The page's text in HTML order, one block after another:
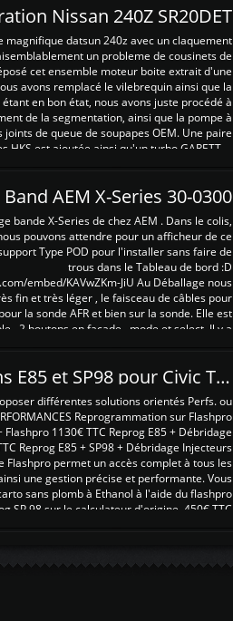
Nissan 240Z SR20DET
magnifique datsun 240z avec un claquement
un probleme de cousinets de
cet ensemble moteur boite extrait d'une
avons remplacé le vilebrequin ainsi que la
en bon état, nous avons juste procédé à
de la segmentation, ainsi que la pompe à
joints de queue de soupapes OEM. Une paire
HKS est ajoutée ainsi qu'un turbo GARETT ...
AEM X-Series 30-0300
bande X-Series de chez AEM . Dans le colis,
pouvons attendre pour un afficheur de ce
Type POD pour l'installer sans faire de
trous dans le Tableau de bord :D
embed/KAVwZKm-JiU Au Déballage nous
fin et très léger , le faisceau de câbles pour
la sonde AFR et bien sur la sonde. Elle est
, 2 boutons en façade , mode et select. Il y a
Reprogrammations E85 et SP98 pour Civic Type R FN2
différentes solutions orientés Perfs. ou
Reprogrammation sur Flashpro
Flashpro 1130€ TTC Reprog E85 + Débridage
Reprog E85 + SP98 + Débridage Injecteurs
Flashpro permet un accès complet à tous les
une gestion précise et performante. Vous
sans plomb à Ethanol à l'aide du flashpro
SP 98 sur le calculateur d'origine 450€ TTC